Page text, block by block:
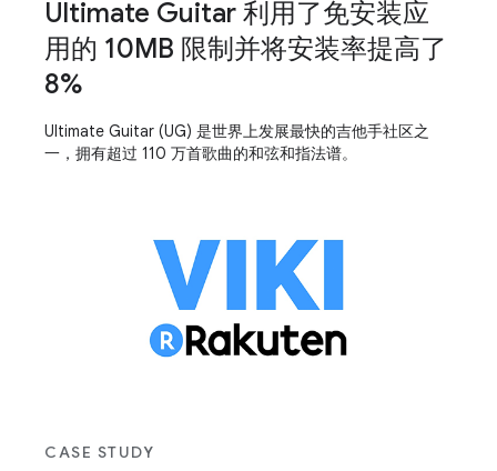
Ultimate Guitar 利用了免安装应
用的 10MB 限制并将安装率提高了
8%
Ultimate Guitar (UG) 是世界上发展最快的吉他手社区之
一，拥有超过 110 万首歌曲的和弦和指法谱。
CASE STUDY